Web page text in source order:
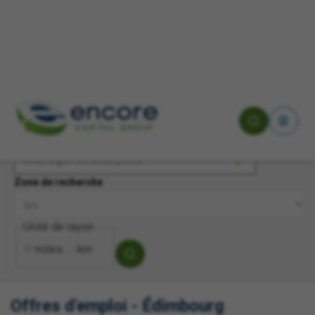
Ville, Région ou Code postal
Zone de recherche
Unité de rayon
miles
Offres d'emploi - Édimbourg